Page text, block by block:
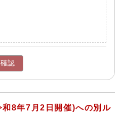
確認
8年7月2日開催)への別ル